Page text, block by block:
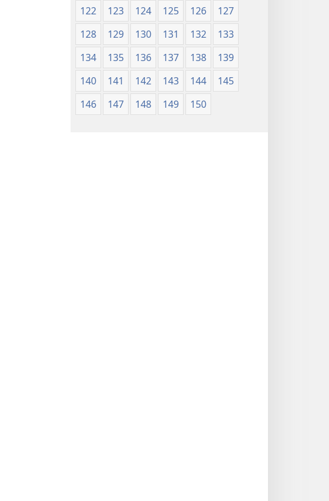
122
123 124 125 126
127
128
129 130 131 132
133
134
135 136 137 138
139
140
141 142 143 144
145
146
147 148 149 150